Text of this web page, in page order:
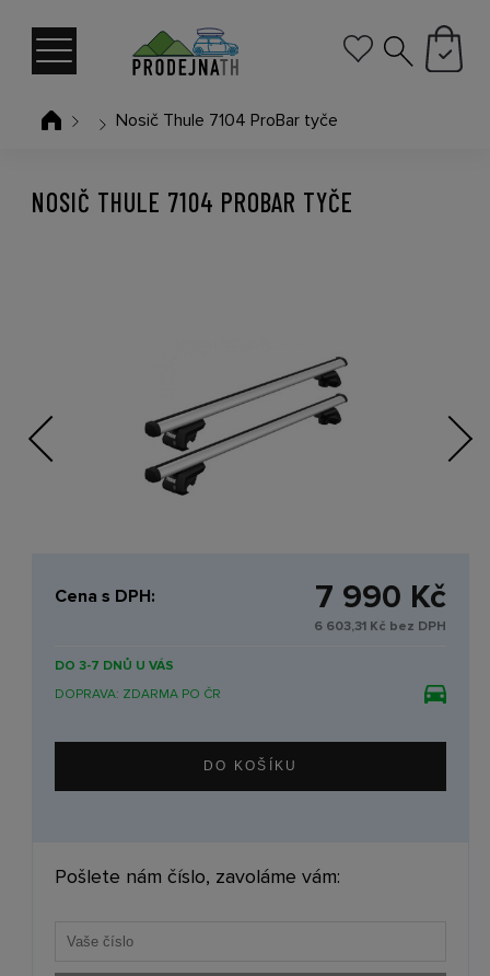
Nosič Thule 7104 ProBar tyče
Previous Next
NOSIČ THULE 7104 PROBAR TYČE
Cena s DPH: 7 990 Kč
6 603,31 Kč bez DPH
DO 3-7 DNŮ U VÁS
DOPRAVA: ZDARMA PO ČR
Pošlete nám číslo, zavoláme vám: